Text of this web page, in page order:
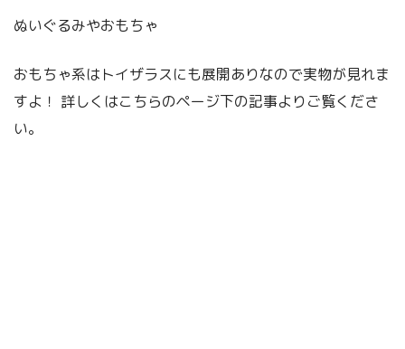
ぬいぐるみやおもちゃ
おもちゃ系はトイザラスにも展開ありなので実物が見れま
すよ！ 詳しくはこちらのページ下の記事よりご覧くださ
い。